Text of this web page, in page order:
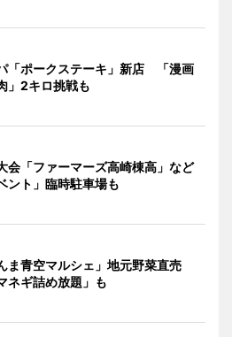
「ポークステーキ」新店 「漫画
」2キロ挑戦も
会「ファーマーズ高崎棟高」など
ント」臨時駐車場も
ま青空マルシェ」地元野菜直売
ネギ詰め放題」も